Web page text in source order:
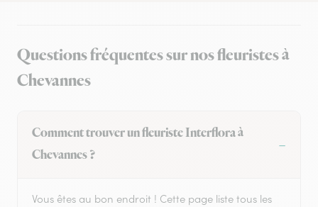
Questions fréquentes sur nos fleuristes à
Chevannes
Comment trouver un fleuriste Interflora à
Chevannes ?
Vous êtes au bon endroit ! Cette page liste tous les